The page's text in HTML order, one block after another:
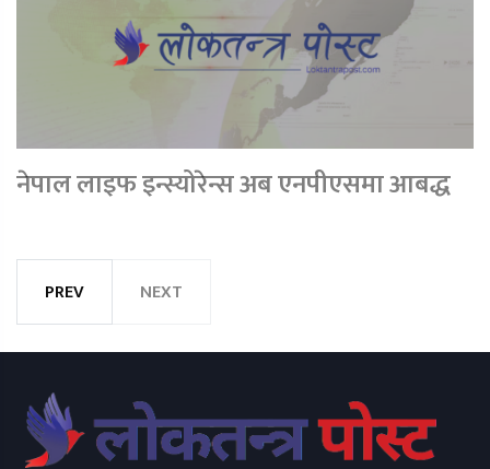
नेपाल लाइफ इन्स्योरेन्स अब एनपीएसमा आबद्ध
PREV NEXT